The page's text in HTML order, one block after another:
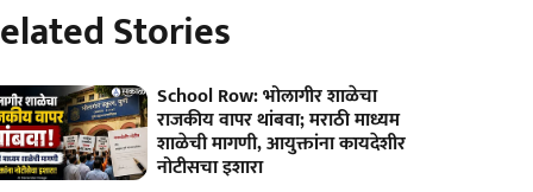
Stories
School Row: भोलागीर शाळेचा
राजकीय वापर थांबवा; मराठी माध्यम
शाळेची मागणी, आयुक्तांना कायदेशीर
नोटीसचा इशारा